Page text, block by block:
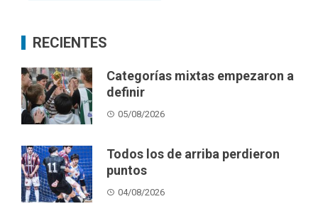
RECIENTES
Categorías mixtas empezaron a
definir
05/08/2026
Todos los de arriba perdieron
puntos
04/08/2026